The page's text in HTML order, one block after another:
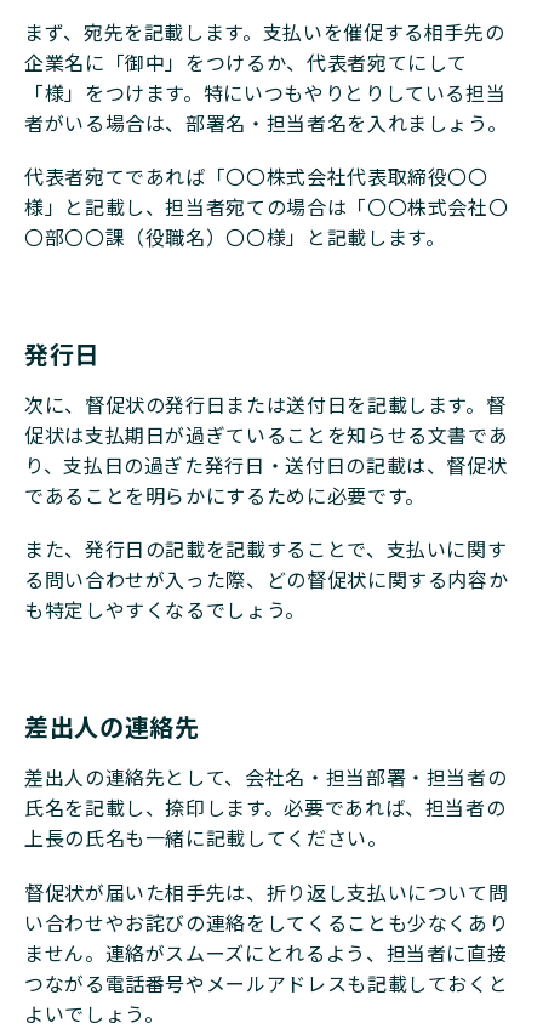
まず、宛先を記載します。支払いを催促する相手先の
企業名に「御中」をつけるか、代表者宛てにして
「様」をつけます。特にいつもやりとりしている担当
者がいる場合は、部署名・担当者名を入れましょう。
代表者宛てであれば「〇〇株式会社代表取締役〇〇
様」と記載し、担当者宛ての場合は「〇〇株式会社〇
〇部〇〇課（役職名）〇〇様」と記載します。
発行日
次に、督促状の発行日または送付日を記載します。督
促状は支払期日が過ぎていることを知らせる文書であ
り、支払日の過ぎた発行日・送付日の記載は、督促状
であることを明らかにするために必要です。
また、発行日の記載を記載することで、支払いに関す
る問い合わせが入った際、どの督促状に関する内容か
も特定しやすくなるでしょう。
差出人の連絡先
差出人の連絡先として、会社名・担当部署・担当者の
氏名を記載し、捺印します。必要であれば、担当者の
上長の氏名も一緒に記載してください。
督促状が届いた相手先は、折り返し支払いについて問
い合わせやお詫びの連絡をしてくることも少なくあり
ません。連絡がスムーズにとれるよう、担当者に直接
つながる電話番号やメールアドレスも記載しておくと
よいでしょう。